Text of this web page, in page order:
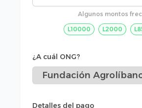
Algunos montos
L10000 L2000
¿A cuál ONG?
Detalles del pago